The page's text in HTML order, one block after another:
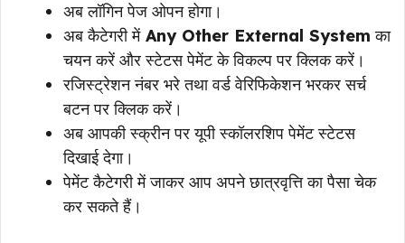
अब लॉगिन पेज ओपन होगा।
अब कैटेगरी मेंAny Other External System का
चयन करें और स्टेटस पेमेंट के विकल्प पर क्लिक करें।
रजिस्ट्रेशन नंबर भरे तथा वर्ड वेरिफिकेशन भरकर सर्च
बटन पर क्लिक करें।
अब आपकी स्क्रीन पर यूपी स्कॉलरशिप पेमेंट स्टेटस
दिखाई देगा।
पेमेंट कैटेगरी में जाकर आप अपने छात्रवृत्ति का पैसा चेक
कर सकते हैं।